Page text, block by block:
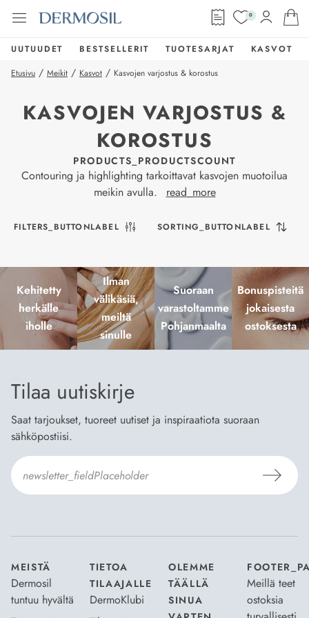
0
UUTUUDET BESTSELLERIT TUOTESARJAT
KASVOT
Etusivu / Meikit / Kasvot / Kasvojen varjostus & korostus
KASVOJEN VARJOSTUS &
KOROSTUS
PRODUCTS_PRODUCTSCOUNT
Contouring ja highlighting tarkoittavat kasvojen muotoilua
meikin avulla.
read_more
FILTERS_BUTTONLABEL SORTING_BUTTONLABEL
Kehitetty
herkälle
iholle
Ilman
välikäsiä,
meiltä
sinulle
Suoraan
varastoltamme
Pohjanmaalta
Bonuspisteitä
jokaisesta
ostoksesta
Tilaa uutiskirje
Saat tarjoukset, tuoreet uutiset ja inspiraatiota suoraan
sähköpostiisi.
MEISTÄ
Dermosil
tuntuu hyvältä
TIETOA
TILAAJALLE
DermoKlubi
OLEMME
TÄÄLLÄ
SINUA
Meillä teet
ostoksia